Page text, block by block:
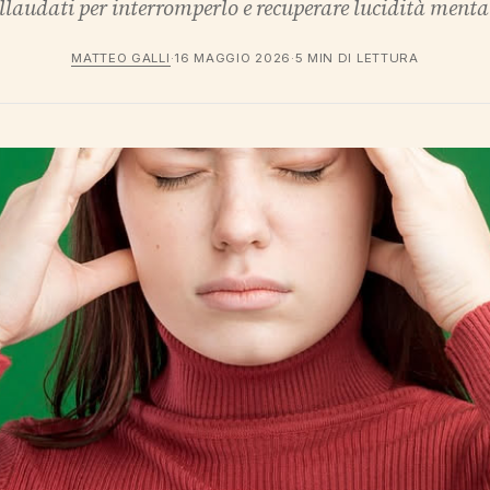
per interromperlo e recuperare lucidità
MATTEO GALLI ·16 MAGGIO 2026 ·5 MIN DI LETTURA